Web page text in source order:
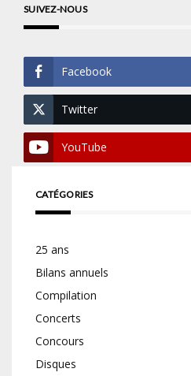
SUIVEZ-NOUS
Facebook
Twitter
YouTube
CATÉGORIES
25 ans
Bilans annuels
Compilation
Concerts
Concours
Disques